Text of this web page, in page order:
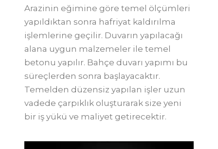
Arazinin eğimine göre temel ölçümleri
yapıldıktan sonra hafriyat kaldırılma
işlemlerine geçilir. Duvarın yapılacağı
alana uygun malzemeler ile temel
betonu yapılır. Bahçe duvarı yapımı bu
süreçlerden sonra başlayacaktır.
Temelden düzensiz yapılan işler uzun
vadede çarpıklık oluşturarak size yeni
bir iş yükü ve maliyet getirecektir.